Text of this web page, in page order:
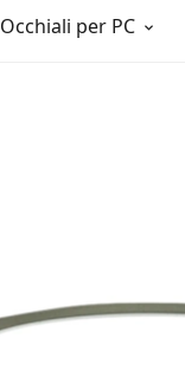
Occhiali per PC